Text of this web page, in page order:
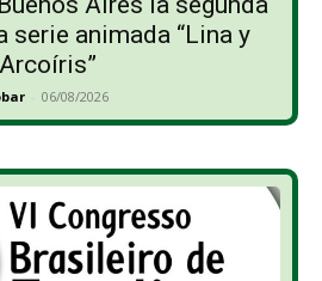
serie animada “Lina y
- 06/08/2026